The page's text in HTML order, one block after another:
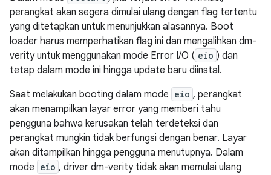
perangkat akan segera dimulai ulang dengan flag tertentu
yang ditetapkan untuk menunjukkan alasannya. Boot
loader harus memperhatikan flag ini dan mengalihkan dm-
verity untuk menggunakan mode Error I/O ( eio ) dan
tetap dalam mode ini hingga update baru diinstal.
Saat melakukan booting dalam mode eio , perangkat
akan menampilkan layar error yang memberi tahu
pengguna bahwa kerusakan telah terdeteksi dan
perangkat mungkin tidak berfungsi dengan benar. Layar
akan ditampilkan hingga pengguna menutupnya. Dalam
mode eio , driver dm-verity tidak akan memulai ulang